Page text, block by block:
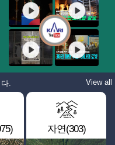
. View all
자연(303)